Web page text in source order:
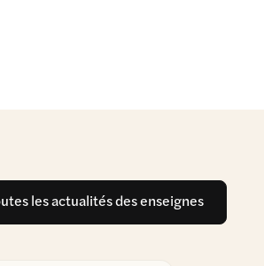
les actualités des enseignes